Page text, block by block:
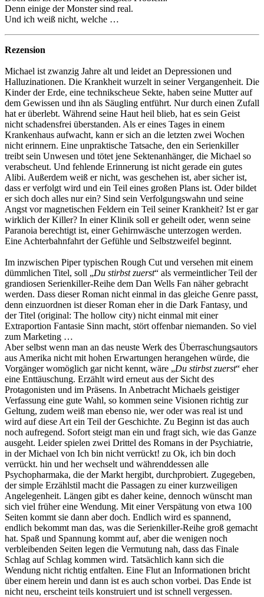
Denn einige der Monster sind real.
Und ich weiß nicht, welche …
Rezension
Michael ist zwanzig Jahre alt und leidet an Depressionen und
Halluzinationen. Die Krankheit wurzelt in seiner Vergangenheit. Die
Kinder der Erde, eine technikscheue Sekte, haben seine Mutter auf
dem Gewissen und ihn als Säugling entführt. Nur durch einen Zufall
hat er überlebt. Während seine Haut heil blieb, hat es sein Geist
nicht schadensfrei überstanden. Als er eines Tages in einem
Krankenhaus aufwacht, kann er sich an die letzten zwei Wochen
nicht erinnern. Eine unpraktische Tatsache, den ein Serienkiller
treibt sein Unwesen und tötet jene Sektenanhänger, die Michael so
verabscheut. Und fehlende Erinnerung ist nicht gerade ein gutes
Alibi. Außerdem weiß er nicht, was geschehen ist, aber sicher ist,
dass er verfolgt wird und ein Teil eines großen Plans ist. Oder bildet
er sich doch alles nur ein? Sind sein Verfolgungswahn und seine
Angst vor magnetischen Feldern ein Teil seiner Krankheit? Ist er gar
wirklich der Killer? In einer Klinik soll er geheilt oder, wenn seine
Paranoia berechtigt ist, einer Gehirnwäsche unterzogen werden.
Eine Achterbahnfahrt der Gefühle und Selbstzweifel beginnt.
Im inzwischen Piper typischen Rough Cut und versehen mit einem
dümmlichen Titel, soll „Du stirbst zuerst“ als vermeintlicher Teil der
grandiosen Serienkiller-Reihe dem Dan Wells Fan näher gebracht
werden. Dass dieser Roman nicht einmal in das gleiche Genre passt,
denn einzuordnen ist dieser Roman eher in die Dark Fantasy, und
der Titel (original: The hollow city) nicht einmal mit einer
Extraportion Fantasie Sinn macht, stört offenbar niemanden. So viel
zum Marketing …
Aber selbst wenn man an das neuste Werk des Überraschungsautors
aus Amerika nicht mit hohen Erwartungen herangehen würde, die
Vorgänger womöglich gar nicht kennt, wäre „Du stirbst zuerst“ eher
eine Enttäuschung. Erzählt wird erneut aus der Sicht des
Protagonisten und im Präsens. In Anbetracht Michaels geistiger
Verfassung eine gute Wahl, so kommen seine Visionen richtig zur
Geltung, zudem weiß man ebenso nie, wer oder was real ist und
wird auf diese Art ein Teil der Geschichte. Zu Beginn ist das auch
noch aufregend. Sofort steigt man ein und fragt sich, wie das Ganze
ausgeht. Leider spielen zwei Drittel des Romans in der Psychiatrie,
in der Michael von Ich bin nicht verrückt! zu Ok, ich bin doch
verrückt. hin und her wechselt und währenddessen alle
Psychopharmaka, die der Markt hergibt, durchprobiert. Zugegeben,
der simple Erzählstil macht die Passagen zu einer kurzweiligen
Angelegenheit. Längen gibt es daher keine, dennoch wünscht man
sich viel früher eine Wendung. Mit einer Verspätung von etwa 100
Seiten kommt sie dann aber doch. Endlich wird es spannend,
endlich bekommt man das, was die Serienkiller-Reihe groß gemacht
hat. Spaß und Spannung kommt auf, aber die wenigen noch
verbleibenden Seiten legen die Vermutung nah, dass das Finale
Schlag auf Schlag kommen wird. Tatsächlich kann sich die
Wendung nicht richtig entfalten. Eine Flut an Informationen bricht
über einem herein und dann ist es auch schon vorbei. Das Ende ist
nicht neu, erscheint teils konstruiert und ist schnell vergessen.